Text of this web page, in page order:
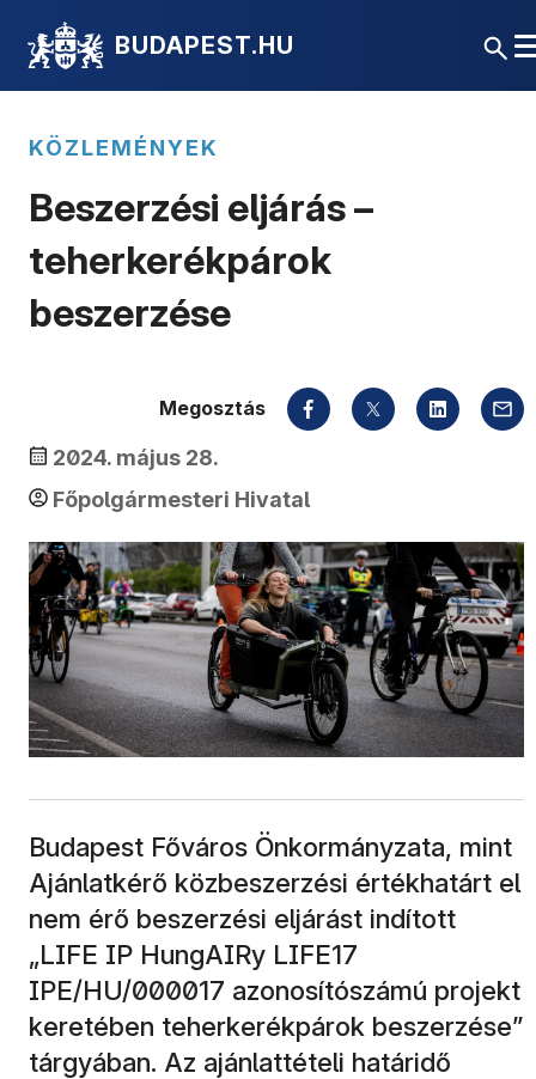
BUDAPEST.HU
KÖZLEMÉNYEK
Beszerzési eljárás –
teherkerékpárok
beszerzése
2024. május 28.
Főpolgármesteri Hivatal
Megosztás
Budapest Főváros Önkormányzata, mint
Ajánlatkérő közbeszerzési értékhatárt el
nem érő beszerzési eljárást indított
„LIFE IP HungAIRy LIFE17
IPE/HU/000017 azonosítószámú projekt
keretében teherkerékpárok beszerzése”
tárgyában. Az ajánlattételi határidő